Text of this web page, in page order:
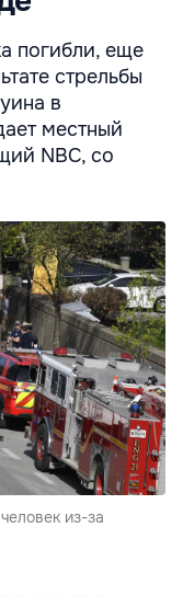
погибли, еще
стрельбы
в
местный
NBC, со
из-за